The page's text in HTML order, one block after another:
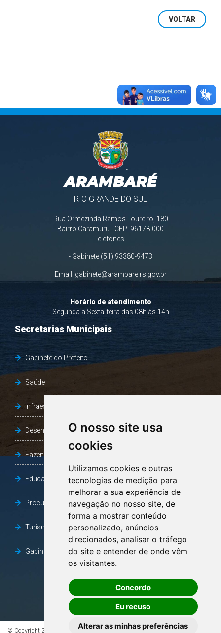
O nosso site usa
cookies
Utilizamos cookies e outras
tecnologias de medição para
melhorar a sua experiência de
navegação no nosso site, de
forma a mostrar conteúdo
personalizado, anúncios
direcionados, analisar o tráfego
do site e entender de onde vêm
os visitantes.
Concordo
Eu recuso
Alterar as minhas preferências
VOLTAR
ARAMBARÉ
RIO GRANDE DO SUL
Rua Ormezinda Ramos Loureiro, 180
Bairro Caramuru - CEP: 96178-000
Telefones:
- Gabinete (51) 93380-9473
Email: gabinete@arambare.rs.gov.br
Horário de atendimento
Segunda a Sexta-feira das 08h às 14h
Secretarias Municipais
Gabinete do Prefeito
Saúde
Infraestrutura, Agricultura e Meio Ambiente
Desenvolvimento Social
Fazenda e Desenvolvimento Econômico
Educação
Procuradoria Geral do Município
Turismo, Desporto e Cultura
Gabinete Vice-Prefeito
OUVIDORIA
© Copyright 2026 - Todos os direitos reservados à Prefeitura de